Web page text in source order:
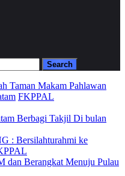
Taman Makam Pahlawan
FKPPAL
Berbagi Takjil Di bulan
: Bersilahturahmi ke
Berangkat Menuju Pulau